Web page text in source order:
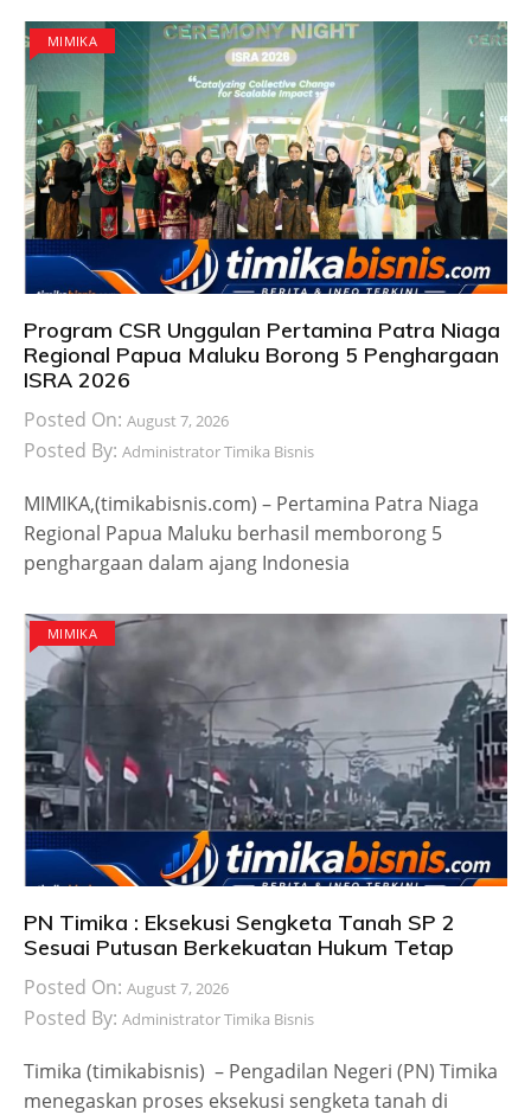
MIMIKA
Program CSR Unggulan Pertamina Patra Niaga
Regional Papua Maluku Borong 5 Penghargaan
ISRA 2026
Posted On: August 7, 2026
Posted By: Administrator Timika Bisnis
MIMIKA,(timikabisnis.com) – Pertamina Patra Niaga
Regional Papua Maluku berhasil memborong 5
penghargaan dalam ajang Indonesia
MIMIKA
PN Timika : Eksekusi Sengketa Tanah SP 2
Sesuai Putusan Berkekuatan Hukum Tetap
Posted On: August 7, 2026
Posted By: Administrator Timika Bisnis
Timika (timikabisnis) – Pengadilan Negeri (PN) Timika
menegaskan proses eksekusi sengketa tanah di